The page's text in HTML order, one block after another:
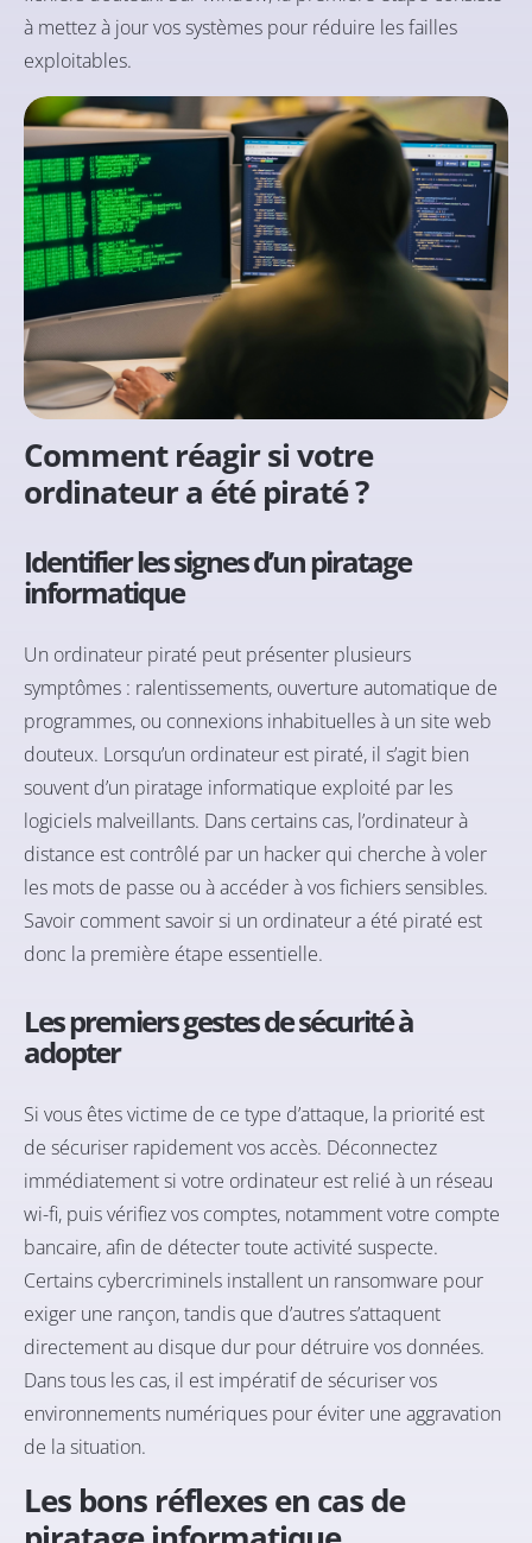
à mettez à jour vos systèmes pour réduire les failles
exploitables.
Comment réagir si votre
ordinateur a été piraté ?
Identifier les signes d’un piratage
informatique
Un ordinateur piraté peut présenter plusieurs
symptômes : ralentissements, ouverture automatique de
programmes, ou connexions inhabituelles à un site web
douteux. Lorsqu’un ordinateur est piraté, il s’agit bien
souvent d’un piratage informatique exploité par les
logiciels malveillants. Dans certains cas, l’ordinateur à
distance est contrôlé par un hacker qui cherche à voler
les mots de passe ou à accéder à vos fichiers sensibles.
Savoir comment savoir si un ordinateur a été piraté est
donc la première étape essentielle.
Les premiers gestes de sécurité à
adopter
Si vous êtes victime de ce type d’attaque, la priorité est
de sécuriser rapidement vos accès. Déconnectez
immédiatement si votre ordinateur est relié à un réseau
wi-fi, puis vérifiez vos comptes, notamment votre compte
bancaire, afin de détecter toute activité suspecte.
Certains cybercriminels installent un ransomware pour
exiger une rançon, tandis que d’autres s’attaquent
directement au disque dur pour détruire vos données.
Dans tous les cas, il est impératif de sécuriser vos
environnements numériques pour éviter une aggravation
de la situation.
Les bons réflexes en cas de